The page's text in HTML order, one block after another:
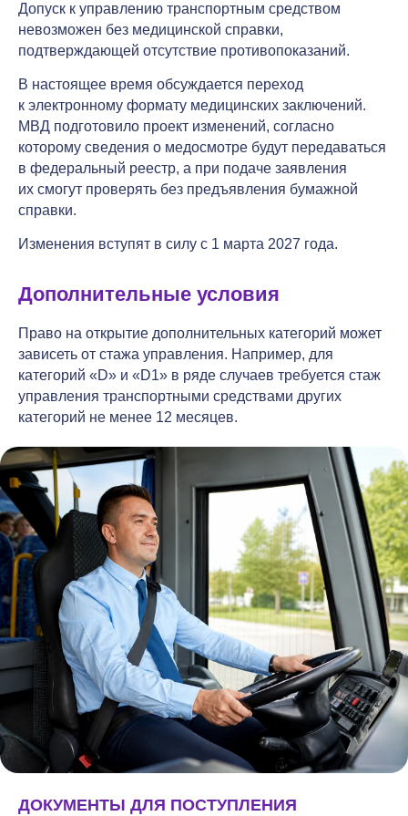
Допуск к управлению транспортным средством
невозможен без медицинской справки,
подтверждающей отсутствие противопоказаний.
В настоящее время обсуждается переход
к электронному формату медицинских заключений.
МВД подготовило проект изменений, согласно
которому сведения о медосмотре будут передаваться
в федеральный реестр, а при подаче заявления
их смогут проверять без предъявления бумажной
справки.
Изменения вступят в силу с 1 марта 2027 года.
Дополнительные условия
Право на открытие дополнительных категорий может
зависеть от стажа управления. Например, для
категорий «D» и «D1» в ряде случаев требуется стаж
управления транспортными средствами других
категорий не менее 12 месяцев.
ДОКУМЕНТЫ ДЛЯ ПОСТУПЛЕНИЯ